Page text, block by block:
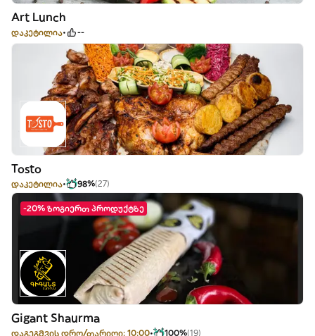
Art Lunch
დაკეტილია --
Tosto
დაკეტილია 98%(27)
-20% ზოგიერთ პროდუქტზე
Gigant Shaurma
დაგეგმვის დრო/თარიღი: 10:00 100%(19)